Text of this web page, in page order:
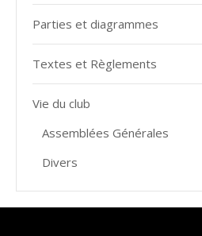
Parties et diagrammes
Textes et Règlements
Vie du club
Assemblées Générales
Divers